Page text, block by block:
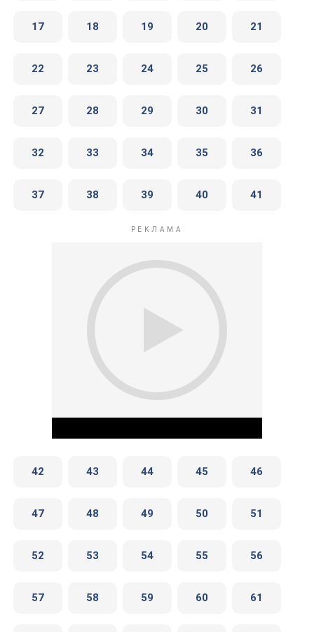
17 18 19 20 21
22 23 24 25 26
27 28 29 30 31
32 33 34 35 36
37 38 39 40 41
Play Video
42 43 44 45 46
47 48 49 50 51
52 53 54 55 56
57 58 59 60 61